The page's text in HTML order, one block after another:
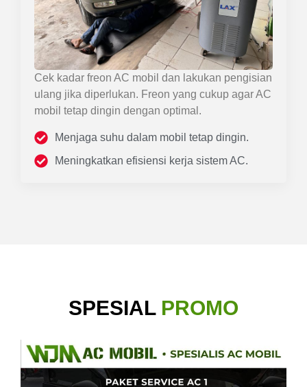
Cek kadar freon AC mobil dan lakukan pengisian
ulang jika diperlukan. Freon yang cukup agar AC
mobil tetap dingin dengan optimal.
Menjaga suhu dalam mobil tetap dingin.
Meningkatkan efisiensi kerja sistem AC.
SPESIAL PROMO